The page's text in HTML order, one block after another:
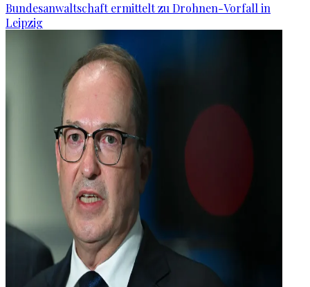
Bundesanwaltschaft ermittelt zu Drohnen-Vorfall in
Leipzig